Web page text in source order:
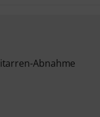
Abnahme